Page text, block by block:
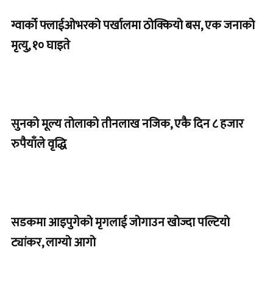
ग्वार्को फ्लाईओभरको पर्खालमा ठोक्कियो बस, एक जनाको
मृत्यु, १० घाइते
सुनको मूल्य तोलाको तीनलाख नजिक, एकै दिन ८ हजार
रुपैयाँले वृद्धि
सडकमा आइपुगेको मृगलाई जोगाउन खोज्दा पल्टियो
ट्यांकर, लाग्यो आगो